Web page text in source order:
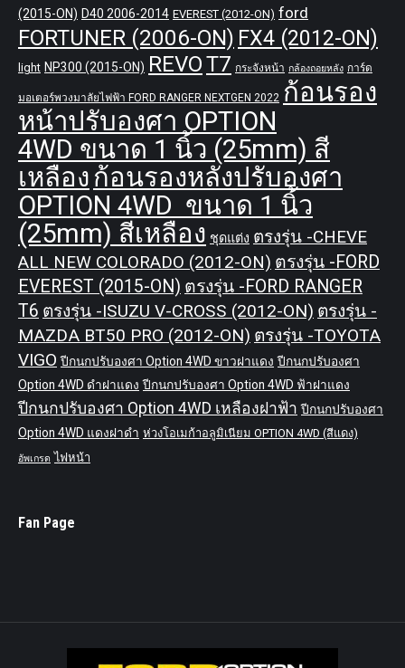
(2015-ON) D40 2006-2014 EVEREST (2012-ON) ford
FORTUNER (2006-ON) FX4 (2012-ON)
light NP300 (2015-ON) REVOT7 กระจังหน้า กล้องถอยหลัง การ์ด
มอเตอร์พวงมาลัยไฟฟ้า FORD RANGER NEXTGEN 2022 ก้อนรอง
หน้าปรับองศา OPTION
4WD ขนาด 1 นิ้ว (25mm) สี
เหลือง ก้อนรองหลังปรับองศา
OPTION 4WD ขนาด 1 นิ้ว
(25mm) สีเหลือง ชุดแต่ง ตรงรุ่น -CHEVE
ALL NEW COLORADO (2012-ON) ตรงรุ่น -FORD
EVEREST (2015-ON) ตรงรุ่น -FORD RANGER
T6 ตรงรุ่น -ISUZU V-CROSS (2012-ON) ตรงรุ่น -
MAZDA BT50 PRO (2012-ON) ตรงรุ่น -TOYOTA
VIGO ปีกนกปรับองศา Option 4WD ขาวฝาแดง ปีกนกปรับองศา
Option 4WD ดำฝาแดง ปีกนกปรับองศา Option 4WD ฟ้าฝาแดง
ปีกนกปรับองศา Option 4WD เหลืองฝาฟ้า ปีกนกปรับองศา
Option 4WD แดงฝาดำ ห่วงโอเมก้าอลูมิเนียม OPTION 4WD (สีแดง)
อัพเกรด ไฟหน้า
Fan Page